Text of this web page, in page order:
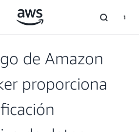
de Amazon
proporciona